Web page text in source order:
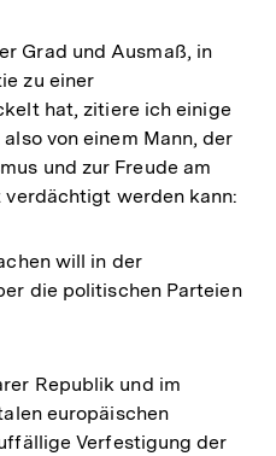
Grad und Ausmaß, in
zu einer
hat, zitiere ich einige
von einem Mann, der
und zur Freude am
werden kann:
will in der
die politischen Parteien
Republik und im
europäischen
Verfestigung der